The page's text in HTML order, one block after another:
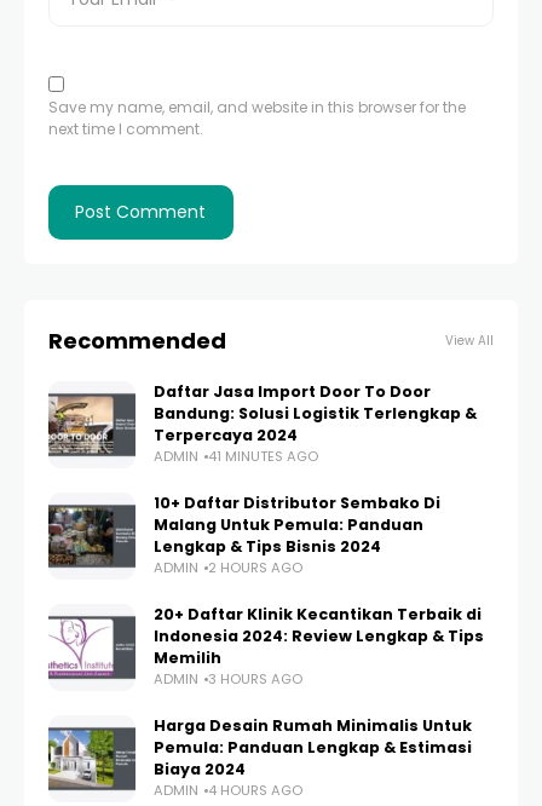
Save my name, email, and website in this browser for the
next time I comment.
Recommended View All
Daftar Jasa Import Door To Door
Bandung: Solusi Logistik Terlengkap &
Terpercaya 2024
ADMIN 41 MINUTES AGO
10+ Daftar Distributor Sembako Di
Malang Untuk Pemula: Panduan
Lengkap & Tips Bisnis 2024
ADMIN 2 HOURS AGO
20+ Daftar Klinik Kecantikan Terbaik di
Indonesia 2024: Review Lengkap & Tips
Memilih
ADMIN 3 HOURS AGO
Harga Desain Rumah Minimalis Untuk
Pemula: Panduan Lengkap & Estimasi
Biaya 2024
ADMIN 4 HOURS AGO